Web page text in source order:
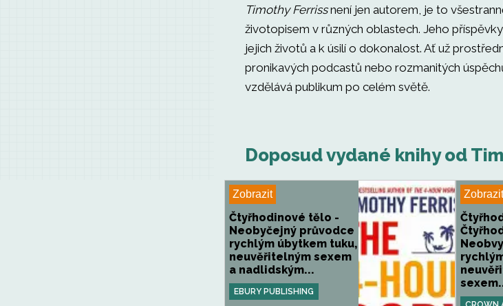
Timothy Ferrissnení jen autorem, je to
životopisem v různých oblastech. Jeho
jejich životů a k úsilí o dokonalost. Ať už
pronikavých podcastů nebo rozmanitých
vzdělává publikum po celém světě.
Doposud vydané knihy od
Zobrazit
Čtyřhodinové tělo -
Neobyčejný průvodce
rychlým úbytkem tuku,
neuvěřitelným sexem
a nadlidským...
EBURY PUBLISHING
Zobrazit